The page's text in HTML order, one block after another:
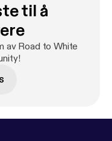
til å
av Road to White